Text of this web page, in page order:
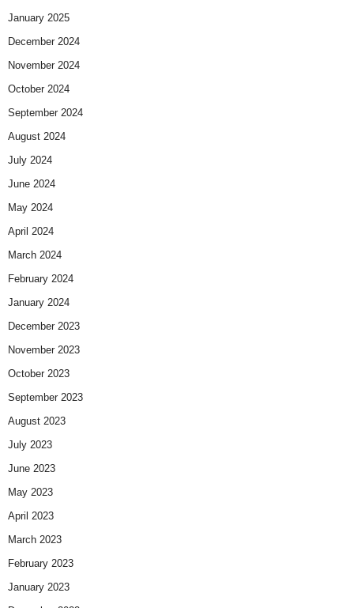
January 2025
December 2024
November 2024
October 2024
September 2024
August 2024
July 2024
June 2024
May 2024
April 2024
March 2024
February 2024
January 2024
December 2023
November 2023
October 2023
September 2023
August 2023
July 2023
June 2023
May 2023
April 2023
March 2023
February 2023
January 2023